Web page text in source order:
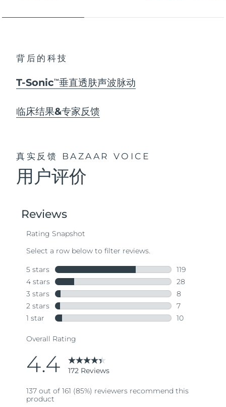
背后的科技
T-SonicTM 垂直透肤声波脉动
临床结果&专家反馈
真实反馈 BAZAAR VOICE
用户评价